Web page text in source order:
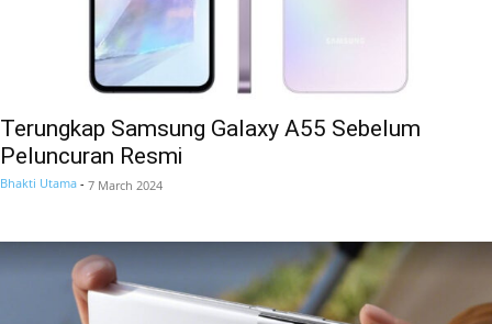
Terungkap Samsung Galaxy A55 Sebelum
Peluncuran Resmi
Bhakti Utama - 7 March 2024